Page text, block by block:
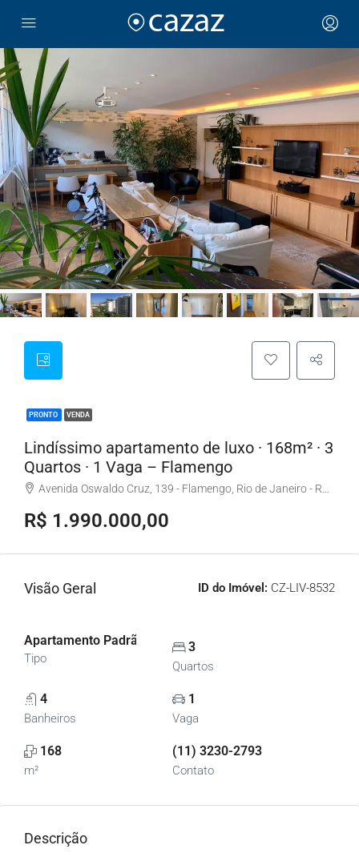
PRONTO VENDA
Lindíssimo apartamento de luxo · 168m² · 3
Quartos · 1 Vaga – Flamengo
Avenida Oswaldo Cruz, 139 - Flamengo, Rio de Janeiro - RJ, Brasil
R$ 1.990.000,00
Visão Geral ID do Imóvel: CZ-LIV-8532
Apartamento Padrão, Apartamentos
Tipo
3
Quartos
4
Banheiros
1
Vaga
168
m²
(11) 3230-2793
Contato
Descrição